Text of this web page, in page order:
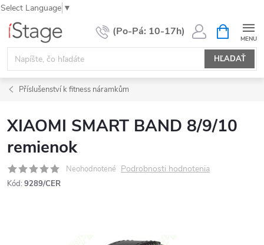
Select Language ▼
Prejsť
obsah
HĽADAŤ
KOŠÍK
Příslušenství k fitness náramkům
XIAOMI SMART BAND 8/9/10
remienok
Neohodnotené Podrobnosti hodnotenia
Kód: 9289/CER